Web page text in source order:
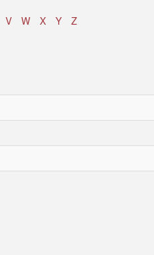
V W X Y
Z